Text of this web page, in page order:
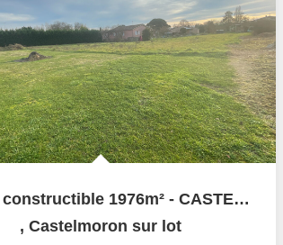
terrain constructible 1976m² - CASTELMORONT SUR LOT
, Castelmoron sur lot